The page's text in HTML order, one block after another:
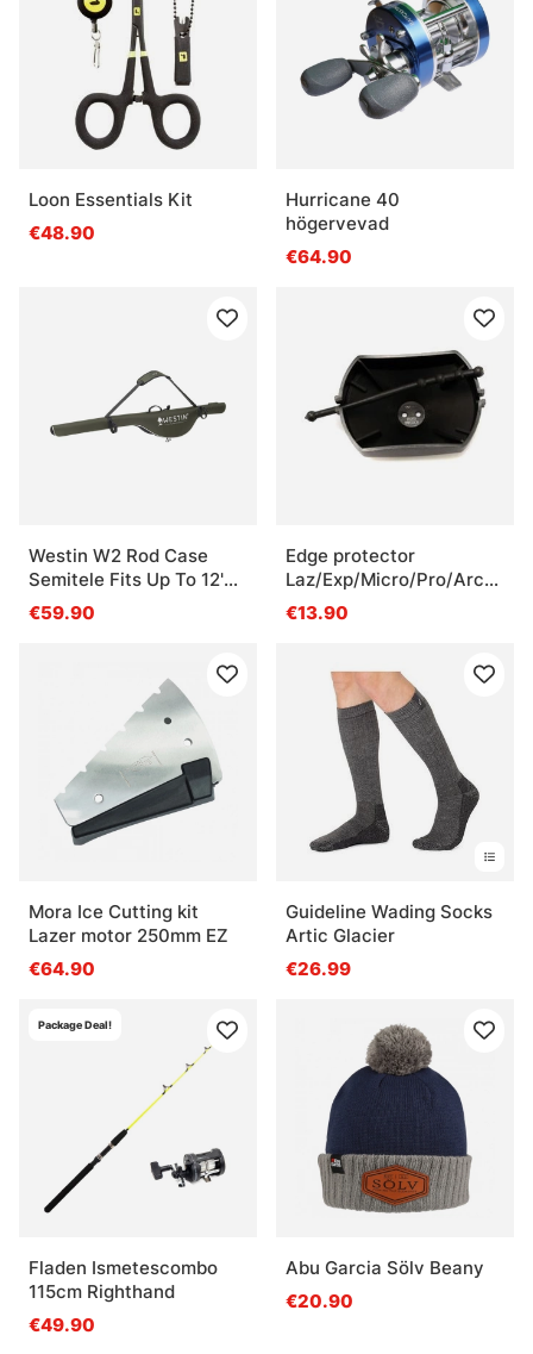
Loon Essentials Kit
€48.90
Hurricane 40
högervevad
€64.90
Westin W2 Rod Case
Semitele Fits Up To 12'
153cm 1 Rod W, Reel
Forest Night
€59.90
Edge protector
Laz/Exp/Micro/Pro/Arct
130mm
€13.90
Mora Ice Cutting kit
Lazer motor 250mm EZ
€64.90
Guideline Wading Socks
Artic Glacier
€26.99
Package Deal!
Fladen Ismetescombo
115cm Righthand
€49.90
Abu Garcia Sölv Beany
€20.90